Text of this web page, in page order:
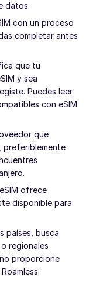
datos.
con un proceso
completar antes
que tu
y sea
Puedes leer
con eSIM
que
preferiblemente
ofrece
disponible para
países, busca
regionales
proporcione